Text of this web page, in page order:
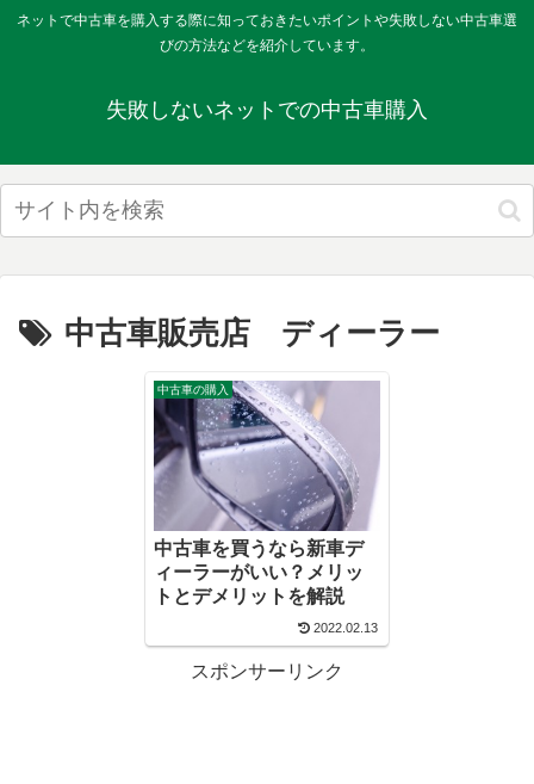
ネットで中古車を購入する際に知っておきたいポイントや失敗しない中古車選
びの方法などを紹介しています。
失敗しないネットでの中古車購入
中古車販売店 ディーラー
中古車の購入
中古車を買うなら新車デ
ィーラーがいい？メリッ
トとデメリットを解説
2022.02.13
スポンサーリンク